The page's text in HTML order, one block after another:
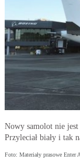
Nowy samolot nie
Przyleciał biały i tak
Foto: Materiały prasowe Enter